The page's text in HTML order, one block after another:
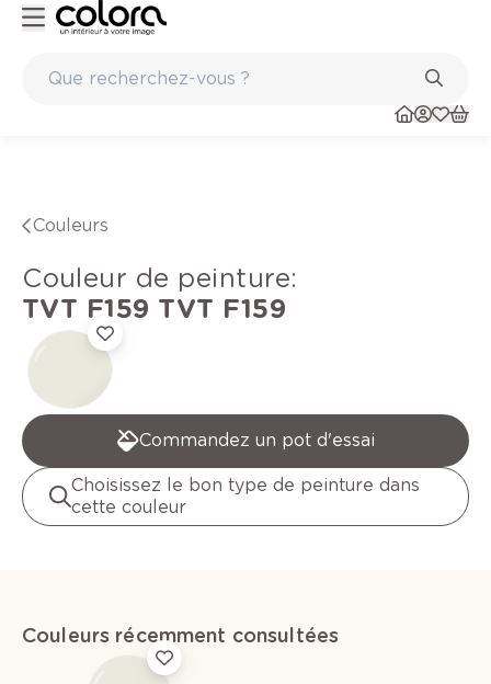
Couleurs
Couleur de peinture:
TVT F159 TVT F159
Commandez un pot d'essai
Choisissez le bon type de peinture dans
cette couleur
Couleurs récemment consultées